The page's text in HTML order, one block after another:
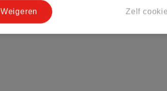
Zelf
Weigeren